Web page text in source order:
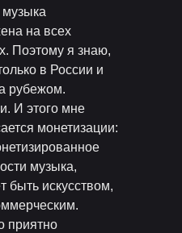
на всех
Поэтому я знаю,
в России и
рубежом.
И этого мне
монетизации:
музыка,
быть искусством,
приятно